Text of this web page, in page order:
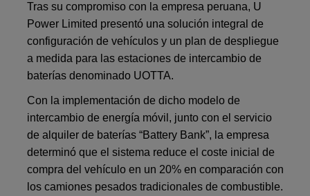
Tras su compromiso con la empresa peruana, U
Power Limited presentó una solución integral de
configuración de vehículos y un plan de despliegue
a medida para las estaciones de intercambio de
baterías denominado UOTTA.
Con la implementación de dicho modelo de
intercambio de energía móvil, junto con el servicio
de alquiler de baterías “Battery Bank”, la empresa
determinó que el sistema reduce el coste inicial de
compra del vehículo en un 20% en comparación con
los camiones pesados tradicionales de combustible.